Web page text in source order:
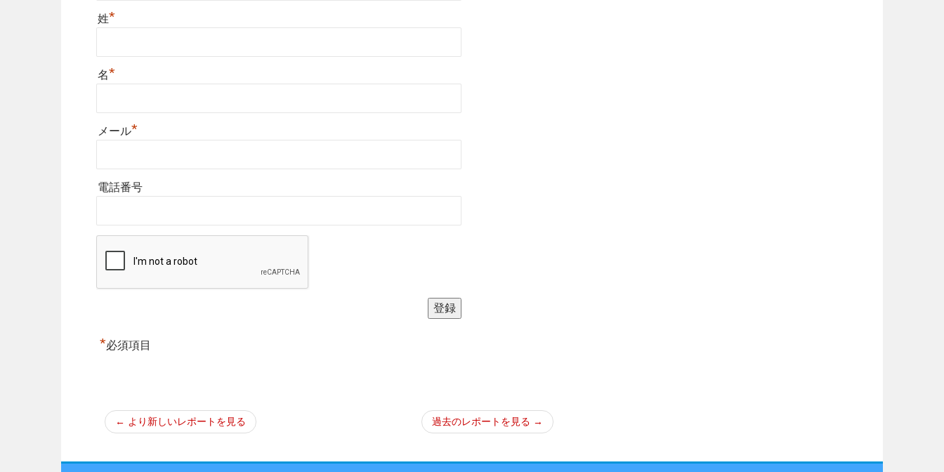
姓*
名*
メール*
電話番号
*必須項目
← より新しいレポートを見る 過去のレポートを見る →